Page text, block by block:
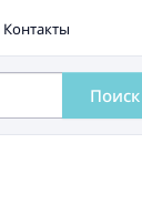
Контакты
Поиск